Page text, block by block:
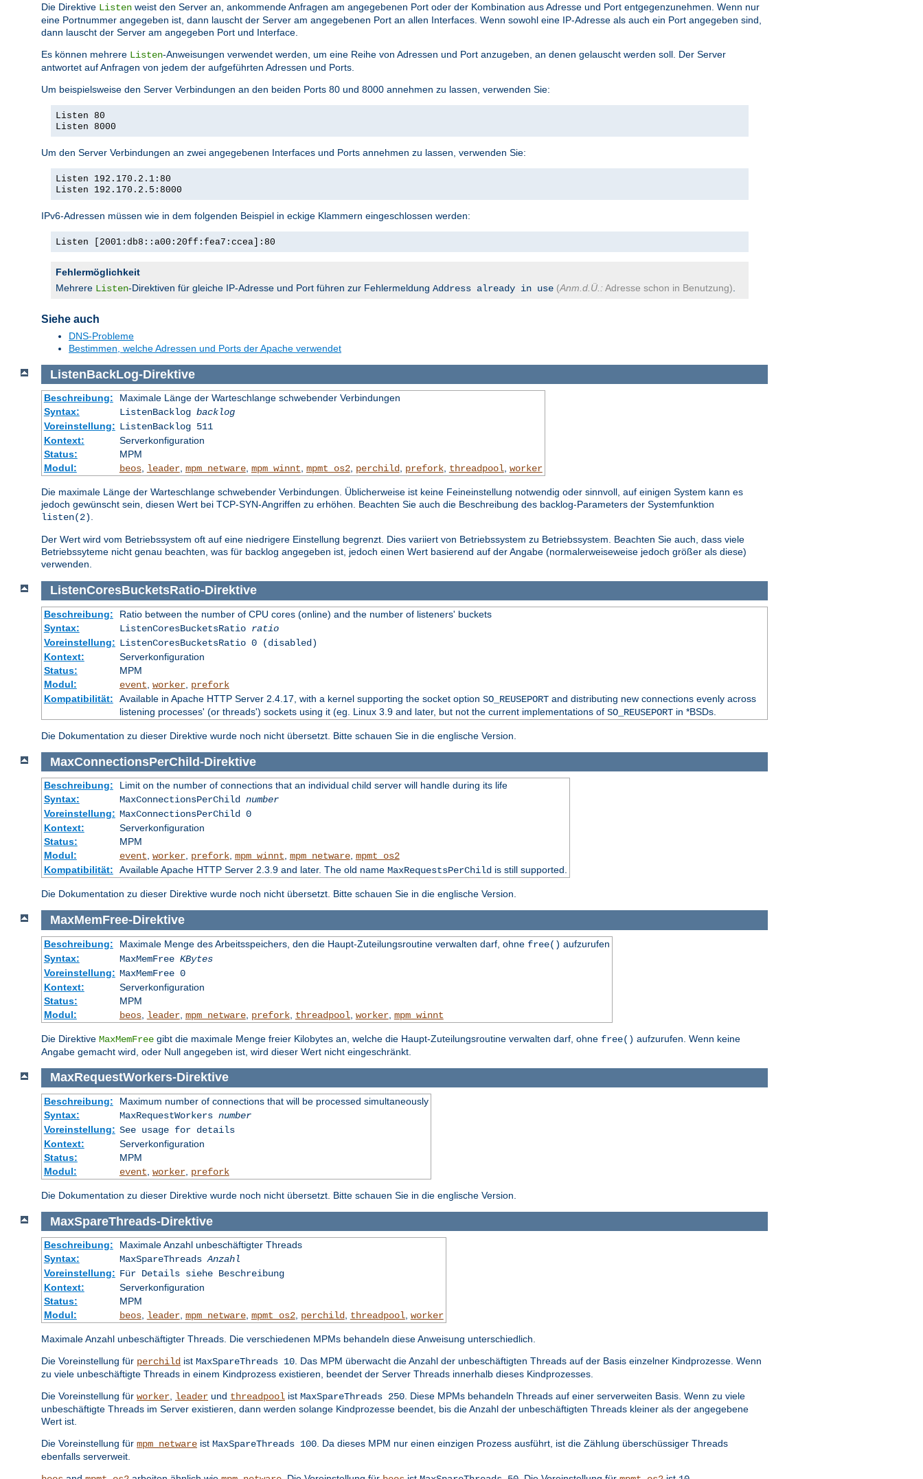
Die Direktive Listen weist den Server an, ankommende Anfragen am angegebenen Port oder der Kombination aus Adresse und Port entgegenzunehmen. Wenn nur
eine Portnummer angegeben ist, dann lauscht der Server am angegebenen Port an allen Interfaces. Wenn sowohl eine IP-Adresse als auch ein Port angegeben sind,
dann lauscht der Server am angegeben Port und Interface.
Es können mehrere Listen-Anweisungen verwendet werden, um eine Reihe von Adressen und Port anzugeben, an denen gelauscht werden soll. Der Server
antwortet auf Anfragen von jedem der aufgeführten Adressen und Ports.
Um beispielsweise den Server Verbindungen an den beiden Ports 80 und 8000 annehmen zu lassen, verwenden Sie:
Listen 80
Listen 8000
Um den Server Verbindungen an zwei angegebenen Interfaces und Ports annehmen zu lassen, verwenden Sie:
Listen 192.170.2.1:80
Listen 192.170.2.5:8000
IPv6-Adressen müssen wie in dem folgenden Beispiel in eckige Klammern eingeschlossen werden:
Listen [2001:db8::a00:20ff:fea7:ccea]:80
Fehlermöglichkeit
Mehrere Listen-Direktiven für gleiche IP-Adresse und Port führen zur Fehlermeldung Address already in use (Anm.d.Ü.: Adresse schon in Benutzung)
Siehe auch
DNS-Probleme
Bestimmen, welche Adressen und Ports der Apache verwendet
ListenBackLog-Direktive
Beschreibung:
Maximale Länge der Warteschlange schwebender Verbindungen
Syntax:
ListenBacklog backlog
Voreinstellung: ListenBacklog 511
Kontext:
Serverkonfiguration
Status:
MPM
Modul:
beos, leader, mpm_netware, mpm_winnt, mpmt_os2, perchild, prefork, threadpool, worker
Die maximale Länge der Warteschlange schwebender Verbindungen. Üblicherweise ist keine Feineinstellung notwendig oder sinnvoll, auf einigen System kann es
jedoch gewünscht sein, diesen Wert bei TCP-SYN-Angriffen zu erhöhen. Beachten Sie auch die Beschreibung des backlog-Parameters der Systemfunktion
listen(2).
Der Wert wird vom Betriebssystem oft auf eine niedrigere Einstellung begrenzt. Dies variiert von Betriebssystem zu Betriebssystem. Beachten Sie auch, dass viele
Betriebssyteme nicht genau beachten, was für backlog angegeben ist, jedoch einen Wert basierend auf der Angabe (normalerweiseweise jedoch größer als diese)
verwenden.
ListenCoresBucketsRatio-Direktive
Beschreibung:
Ratio between the number of CPU cores (online) and the number of listeners' buckets
Syntax:
ListenCoresBucketsRatio ratio
Voreinstellung: ListenCoresBucketsRatio 0 (disabled)
Kontext:
Serverkonfiguration
Status:
MPM
Modul:
event worker, prefork
Kompatibilität:
Available in Apache HTTP Server 2.4.17, with a kernel supporting the socket option SO_REUSEPORTand distributing new connections evenly across
listening processes' (or threads') sockets using it (eg. Linux 3.9 and later, but not the current implementations of SO_REUSEPORTin *BSDs.
Die Dokumentation zu dieser Direktive wurde noch nicht übersetzt. Bitte schauen Sie in die englische Version.
MaxConnectionsPerChild-Direktive
Beschreibung:
Limit on the number of connections that an individual child server will handle during its life
Syntax:
MaxConnectionsPerChild number
Voreinstellung: MaxConnectionsPerChild 0
Kontext:
Serverkonfiguration
Status:
MPM
Modul:
event worker, prefork, mpm_winnt mpm_netware, mpmt_os2
Kompatibilität:
Available Apache HTTP Server 2.3.9 and later. The old name MaxRequestsPerChildis still supported.
Die Dokumentation zu dieser Direktive wurde noch nicht übersetzt. Bitte schauen Sie in die englische Version.
MaxMemFree-Direktive
Beschreibung: Maximale Menge des Arbeitsspeichers, den die Haupt-Zuteilungsroutine verwalten darf, ohne free() aufzurufen
Syntax:
MaxMemFree KBytes
Voreinstellung: MaxMemFree 0
Kontext:
Serverkonfiguration
Status:
MPM
Modul:
beos, leader, mpm_netware, prefork, threadpool worker, mpm_winnt
Die Direktive MaxMemFree gibt die maximale Menge freier Kilobytes an, welche die Haupt-Zuteilungsroutine verwalten darf, ohne free() aufzurufen. Wenn keine
Angabe gemacht wird, oder Null angegeben ist, wird dieser Wert nicht eingeschränkt.
MaxRequestWorkers-Direktive
Beschreibung:
Maximum number of connections that will be processed simultaneously
Syntax:
MaxRequestWorkers number
Voreinstellung: See usage for details
Kontext:
Serverkonfiguration
Status:
MPM
Modul:
event worker, prefork
Die Dokumentation zu dieser Direktive wurde noch nicht übersetzt. Bitte schauen Sie in die englische Version.
MaxSpareThreads-Direktive
Beschreibung:
Maximale Anzahl unbeschäftigter Threads
Syntax:
MaxSpareThreadsAnzahl
Voreinstellung: Für Details siehe Beschreibung
Kontext:
Serverkonfiguration
Status:
MPM
Modul:
beos, leader, mpm_netware, mpmt_os2, perchild, threadpool, worker
Maximale Anzahl unbeschäftigter Threads. Die verschiedenen MPMs behandeln diese Anweisung unterschiedlich.
Die Voreinstellung für perchild ist MaxSpareThreads 10. Das MPM überwacht die Anzahl der unbeschäftigten Threads auf der Basis einzelner Kindprozesse. Wenn
zu viele unbeschäftigte Threads in einem Kindprozess existieren, beendet der Server Threads innerhalb dieses Kindprozesses.
Die Voreinstellung für worker, leader und threadpool ist MaxSpareThreads 250. Diese MPMs behandeln Threads auf einer serverweiten Basis. Wenn zu viele
unbeschäftigte Threads im Server existieren, dann werden solange Kindprozesse beendet, bis die Anzahl der unbeschäftigten Threads kleiner als der angegebene
Wert ist.
Die Voreinstellung für mpm_netware ist MaxSpareThreads 100. Da dieses MPM nur einen einzigen Prozess ausführt, ist die Zählung überschüssiger Threads
ebenfalls serverweit.